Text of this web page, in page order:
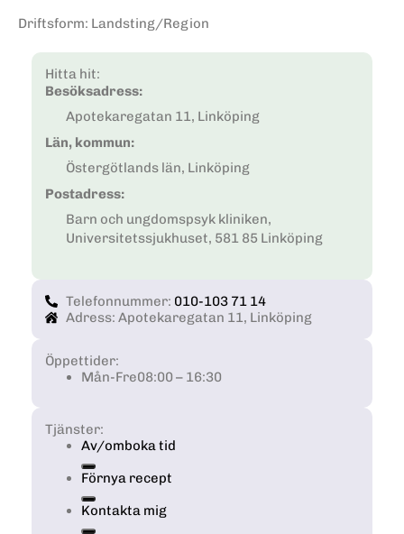
Driftsform: Landsting/Region
Hitta hit:
Besöksadress:
Apotekaregatan 11, Linköping
Län, kommun:
Östergötlands län, Linköping
Postadress:
Barn och ungdomspsyk kliniken,
Universitetssjukhuset, 581 85 Linköping
Telefonnummer: 010-103 71 14
Adress: Apotekaregatan 11, Linköping
Öppettider:
Mån-Fre08:00 – 16:30
Tjänster:
Av/omboka tid
Förnya recept
Kontakta mig